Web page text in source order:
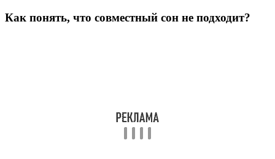
Как понять, что совместный сон не подходит?